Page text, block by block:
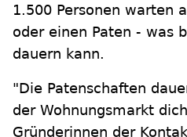
1.500 Personen warten
oder einen Paten - was
dauern kann.
"Die Patenschaften
der Wohnungsmarkt
Gründerinnen der